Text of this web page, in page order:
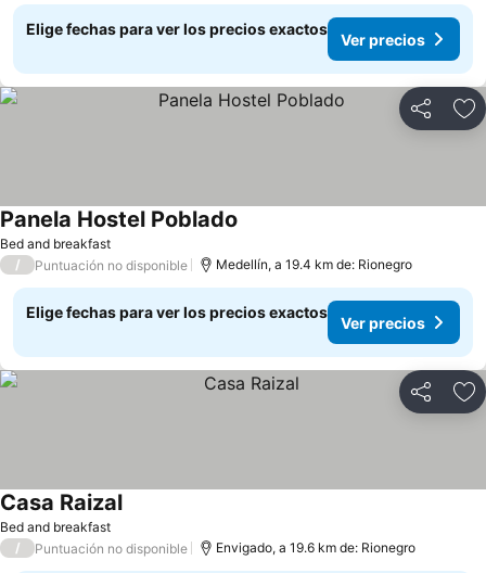
Elige fechas para ver los precios exactos
Ver precios
Compartir
Bed and breakfast
Panela Hostel Poblado
/ Puntuación no disponible Medellín, a 19.4 km de: Rionegro
Elige fechas para ver los precios exactos
Ver precios
Compartir
Bed and breakfast
Casa Raizal
/ Puntuación no disponible Envigado, a 19.6 km de: Rionegro